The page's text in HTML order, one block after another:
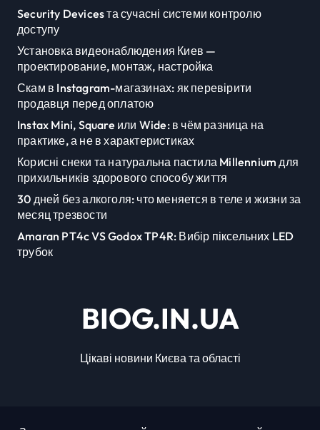
Security Devices та сучасні системи контролю
доступу
Установка видеонаблюдения Киев —
проектирование, монтаж, настройка
Скам в Instagram-магазинах: як перевірити
продавця перед оплатою
Instax Mini, Square или Wide: в чём разница на
практике, а не в характеристиках
Корисні снеки та натуральна пастила Millennium для
прихильників здорового способу життя
30 дней без алкоголя: что меняется в теле и жизни за
месяц трезвости
Amaran PT4c VS Godox TP4R: Вибір піксельних LED
трубок
BIOG.IN.UA
Цікаві новини Києва та області